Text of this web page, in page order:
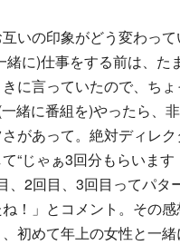
いの印象がどう変わっ
に)仕事をする前は、た
に言っていたので、ち
緒に番組を)やったら、
があって。絶対ディレ
“じゃぁ3回分もらいま
2回目、3回目ってパタ
！」とコメント。その
初めて年上の女性と一